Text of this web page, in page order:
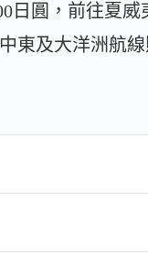
日圓，前往夏
東及大洋洲航線